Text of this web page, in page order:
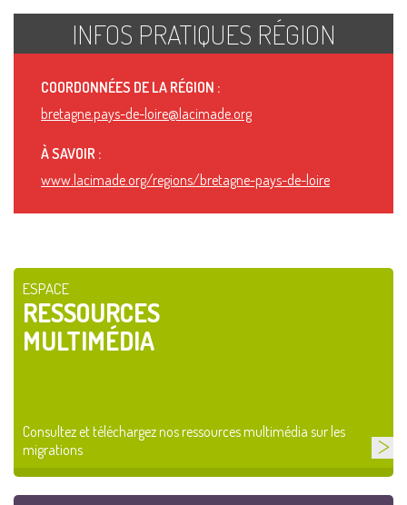
INFOS PRATIQUES RÉGION
COORDONNÉES DE LA RÉGION :
bretagne.pays-de-loire@lacimade.org
À SAVOIR :
www.lacimade.org/regions/bretagne-pays-de-loire
ESPACE
RESSOURCES
MULTIMÉDIA
Consultez et téléchargez nos ressources multimédia sur les
migrations